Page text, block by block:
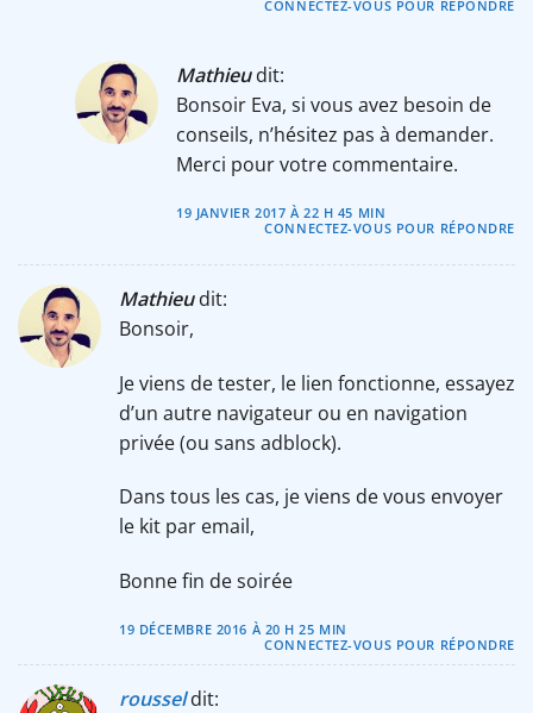
CONNECTEZ-VOUS POUR RÉPONDRE
Mathieu dit:
Bonsoir Eva, si vous avez besoin de
conseils, n’hésitez pas à demander.
Merci pour votre commentaire.
19 JANVIER 2017 À 22 H 45 MIN
CONNECTEZ-VOUS POUR RÉPONDRE
Mathieu dit:
Bonsoir,
Je viens de tester, le lien fonctionne, essayez
d’un autre navigateur ou en navigation
privée (ou sans adblock).
Dans tous les cas, je viens de vous envoyer
le kit par email,
Bonne fin de soirée
19 DÉCEMBRE 2016 À 20 H 25 MIN
CONNECTEZ-VOUS POUR RÉPONDRE
roussel dit: